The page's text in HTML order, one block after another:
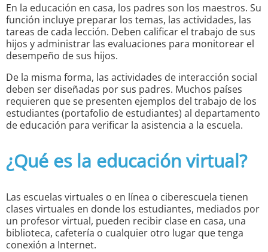
En la educación en casa, los padres son los maestros. Su
función incluye preparar los temas, las actividades, las
tareas de cada lección. Deben calificar el trabajo de sus
hijos y administrar las evaluaciones para monitorear el
desempeño de sus hijos.
De la misma forma, las actividades de interacción social
deben ser diseñadas por sus padres. Muchos países
requieren que se presenten ejemplos del trabajo de los
estudiantes (portafolio de estudiantes) al departamento
de educación para verificar la asistencia a la escuela.
¿Qué es la educación virtual?
Las escuelas virtuales o en línea o ciberescuela tienen
clases virtuales en donde los estudiantes, mediados por
un profesor virtual, pueden recibir clase en casa, una
biblioteca, cafetería o cualquier otro lugar que tenga
conexión a Internet.